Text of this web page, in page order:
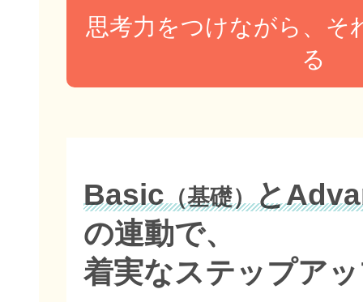
思考力をつけながら、そ
る
Basic（基礎）と
の連動で、
着実なステップア